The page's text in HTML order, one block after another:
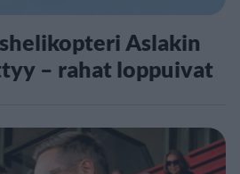
Aslakin
– rahat loppuivat